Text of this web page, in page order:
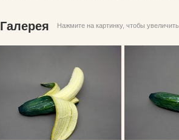
Галерея Нажмите на картинку, чтобы увеличить